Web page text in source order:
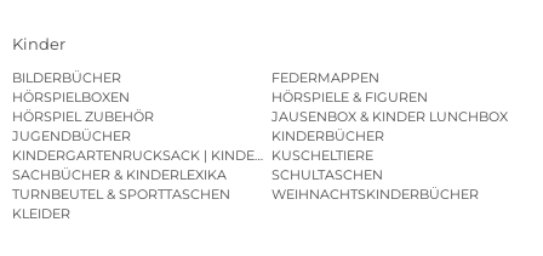
Kinder
BILDERBÜCHER
FEDERMAPPEN
HÖRSPIELBOXEN
HÖRSPIELE & FIGUREN
HÖRSPIEL ZUBEHÖR
JAUSENBOX & KINDER LUNCHBOX
JUGENDBÜCHER
KINDERBÜCHER
KINDERGARTENRUCKSACK | KINDERGARTENBEUTEL
KUSCHELTIERE
SACHBÜCHER & KINDERLEXIKA
SCHULTASCHEN
TURNBEUTEL & SPORTTASCHEN
WEIHNACHTSKINDERBÜCHER
KLEIDER